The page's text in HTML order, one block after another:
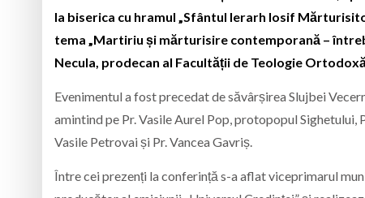
la biserica cu hramul „Sfântul Ierarh Iosif
tema „Martiriu și mărturisire contemporană –
Necula, prodecan al Facultății de Teologie
Evenimentul a fost precedat de săvârșirea Slujbei
amintind pe Pr. Vasile Aurel Pop, protopopul Sighetului,
Vasile Petrovai și Pr. Vancea Gavriș.
Între cei prezenți la conferință s-a aflat viceprimarul